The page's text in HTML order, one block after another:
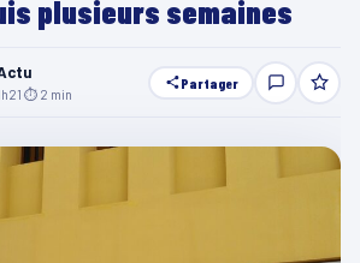
plusieurs semaines
⏱ 2 min
Partager